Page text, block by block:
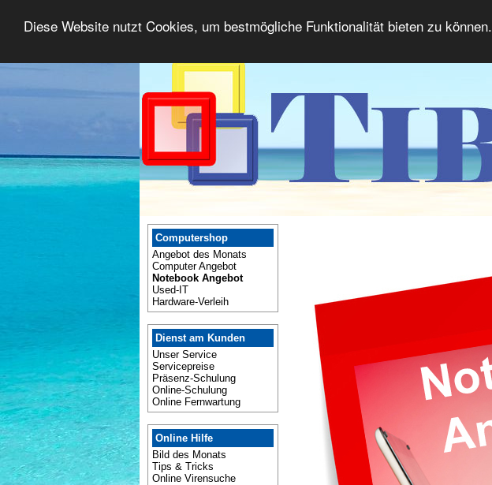
Diese Website nutzt Cookies, um bestmögliche Funktionalität bieten zu können.
Computershop
Angebot des Monats
Computer Angebot
Notebook Angebot
Used-IT
Hardware-Verleih
Dienst am Kunden
Unser Service
Servicepreise
Präsenz-Schulung
Online-Schulung
Online Fernwartung
Online Hilfe
Bild des Monats
Tips & Tricks
Online Virensuche